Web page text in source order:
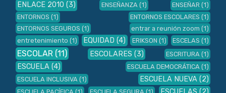
ENLACE 2010 (3) ENSEÑANZA (1) ENSEÑAR (1)
ENTORNOS (1) ENTORNOS ESCOLARES (1)
ENTORNOS SEGUROS (1) entrar a reunión zoom (1)
entretenimiento (1) EQUIDAD (4) ERIKSON (1) ESCELAS (1)
ESCOLAR (11) ESCOLARES (3) ESCRITURA (1)
ESCUELA (4) ESCUELA DEMOCRÁTICA (1)
ESCUELA INCLUSIVA (1) ESCUELA NUEVA (2)